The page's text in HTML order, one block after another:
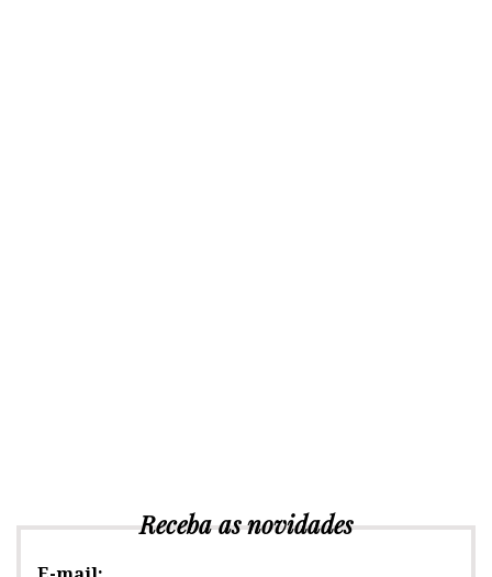
Receba as novidades